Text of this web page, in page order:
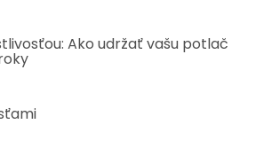
Ako udržať vašu potlač